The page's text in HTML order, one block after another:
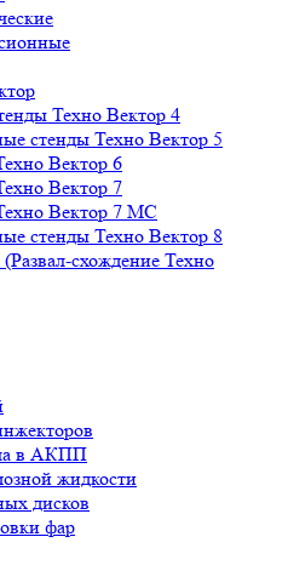
Техно Вектор 4
стенды Техно Вектор 5
Вектор 6
Вектор 7
Вектор 7 МС
стенды Техно Вектор 8
схождение Техно
в АКПП
жидкости
дисков
фар